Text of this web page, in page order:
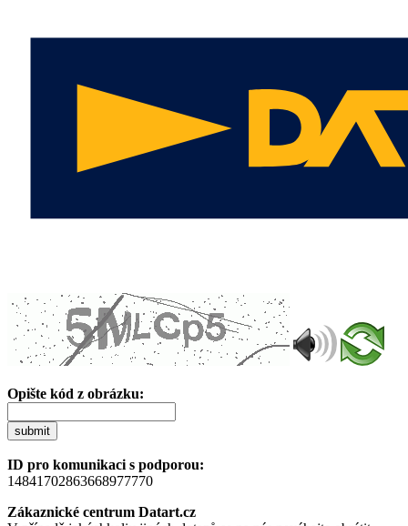
Opište kód z obrázku:
submit
ID pro komunikaci s podporou:
14841702863668977770
Zákaznické centrum Datart.cz